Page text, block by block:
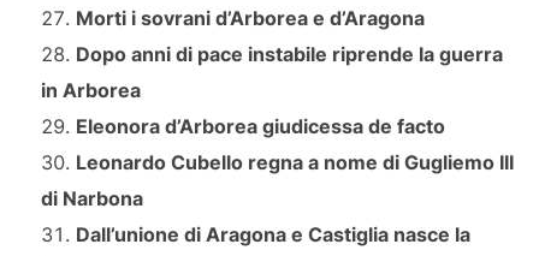
Morti i sovrani d’Arborea e d’Aragona
Dopo anni di pace instabile riprende la guerra
in Arborea
Eleonora d’Arborea giudicessa de facto
Leonardo Cubello regna a nome di Gugliemo III
di Narbona
Dall’unione di Aragona e Castiglia nasce la